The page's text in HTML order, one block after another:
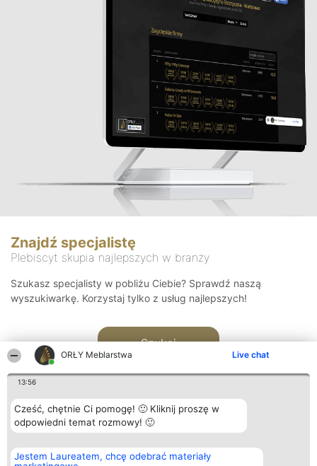
ORŁY Meblarstwa Live chat
13:56
Cześć, chętnie Ci pomogę! 🙂 Kliknij proszę w
odpowiedni temat rozmowy! 🙂
Jestem Laureatem, chcę odebrać materiały
Znajdź specjalistę
Plebiscyt skupia najlepszych w branży
Szukasz specjalisty w pobliżu Ciebie? Sprawdź naszą
wyszukiwarkę. Korzystaj tylko z usług najlepszych!
Szukaj
Organizator plebiscytu
Bright Side Solutions sp. z o.
Plebiscyt
Laureaci
Kontakt
Kontakt